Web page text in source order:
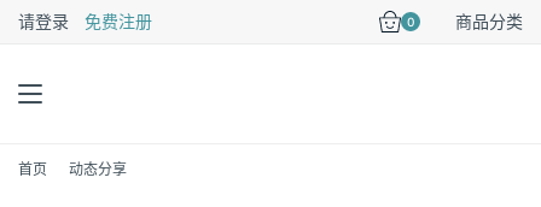
请登录 免费注册 0 商品分类
首页 动态分享